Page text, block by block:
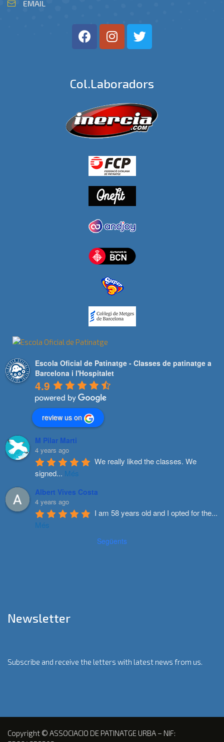
EMAIL
Col.laboradors
Escola Oficial de Patinatge - Classes de patinatge a
Barcelona i l'Hospitalet
4.9
review us on
M Pilar Marti
4 years ago
We really liked the classes. We
signed... Més
Albert Vives Costa
4 years ago
I am 58 years old and I opted for the...
Més
Següents
Newsletter
Subscribe and receive the letters with latest news from us.
Copyright © ASSOCIACIO DE PATINATGE URBA – NIF: